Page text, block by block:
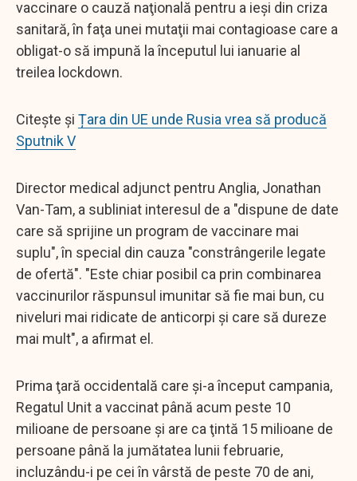
vaccinare o cauză naţională pentru a ieşi din criza
sanitară, în faţa unei mutaţii mai contagioase care a
obligat-o să impună la începutul lui ianuarie al
treilea lockdown.
Citește și Țara din UE unde Rusia vrea să producă
Sputnik V
Director medical adjunct pentru Anglia, Jonathan
Van-Tam, a subliniat interesul de a "dispune de date
care să sprijine un program de vaccinare mai
suplu", în special din cauza "constrângerile legate
de ofertă". "Este chiar posibil ca prin combinarea
vaccinurilor răspunsul imunitar să fie mai bun, cu
niveluri mai ridicate de anticorpi şi care să dureze
mai mult", a afirmat el.
Prima ţară occidentală care şi-a început campania,
Regatul Unit a vaccinat până acum peste 10
milioane de persoane şi are ca ţintă 15 milioane de
persoane până la jumătatea lunii februarie,
incluzându-i pe cei în vârstă de peste 70 de ani,